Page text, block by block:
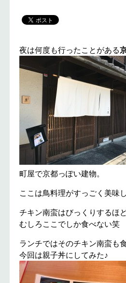
夜は何度も行ったことがある
町屋で京都っぽい建物。
ここは鳥料理がすっごく美味
チキン南蛮はびっくりするほ
むしろここでしか食べない笑
ランチではそのチキン南蛮も
今回は親子丼にしてみた♪